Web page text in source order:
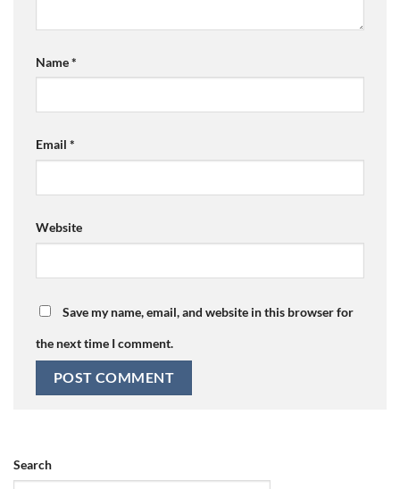
Name*
Email *
Website
Save my name, email, and website in this browser for
the next time I comment.
Search